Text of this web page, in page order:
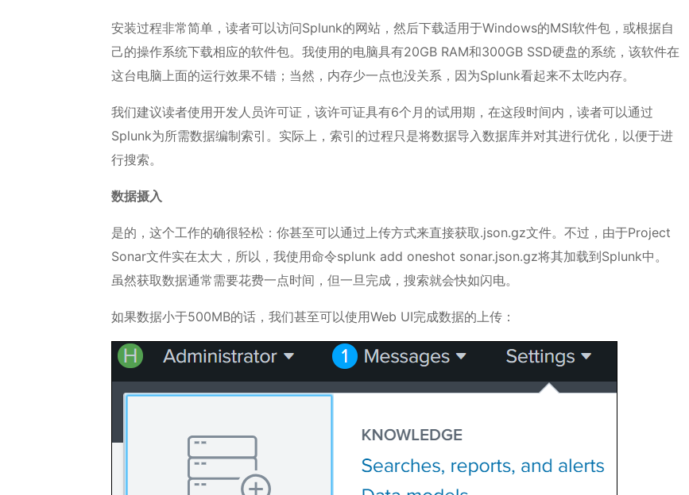
安装过程非常简单，读者可以访问Splunk的网站，然后下载适用于Windows的MSI软件包，或根据自
己的操作系统下载相应的软件包。我使用的电脑具有20GB RAM和300GB SSD硬盘的系统，该软件在
这台电脑上面的运行效果不错；当然，内存少一点也没关系，因为Splunk看起来不太吃内存。
我们建议读者使用开发人员许可证，该许可证具有6个月的试用期，在这段时间内，读者可以通过
Splunk为所需数据编制索引。实际上，索引的过程只是将数据导入数据库并对其进行优化，以便于进
行搜索。
数据摄入
是的，这个工作的确很轻松：你甚至可以通过上传方式来直接获取.json.gz文件。不过，由于Project
Sonar文件实在太大，所以，我使用命令splunk add oneshot sonar.json.gz将其加载到Splunk中。
虽然获取数据通常需要花费一点时间，但一旦完成，搜索就会快如闪电。
如果数据小于500MB的话，我们甚至可以使用Web UI完成数据的上传：